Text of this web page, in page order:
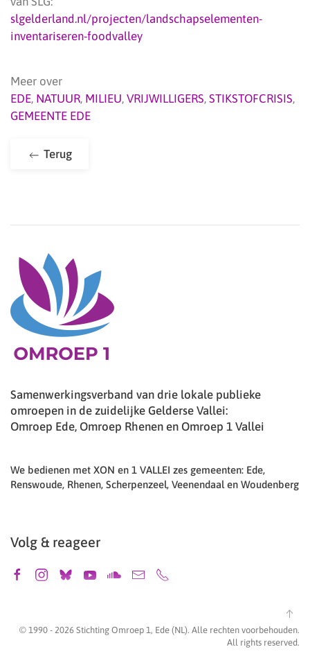
slgelderland.nl/projecten/landschapselementen-
inventariseren-foodvalley
Meer over
EDE, NATUUR, MILIEU, VRIJWILLIGERS, STIKSTOFCRISIS,
GEMEENTE EDE
Terug
Samenwerkingsverband van drie lokale publieke
omroepen in de zuidelijke Gelderse Vallei:
Omroep Ede, Omroep Rhenen en Omroep 1 Vallei
We bedienen met XON en 1 VALLEI zes gemeenten: Ede,
Renswoude, Rhenen, Scherpenzeel, Veenendaal en Woudenberg
Volg & reageer
© 1990 - 2026 Stichting Omroep 1, Ede (NL). Alle rechten voorbehouden.
All rights reserved.